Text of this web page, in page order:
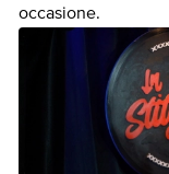
occasione.